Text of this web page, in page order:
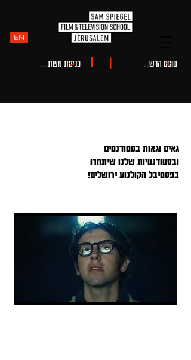
EN
גאים וגאות בסטודנטים
ובסטודנטיות שלנו שיתחרו
בפסטיבל הקולנוע ירושלים!